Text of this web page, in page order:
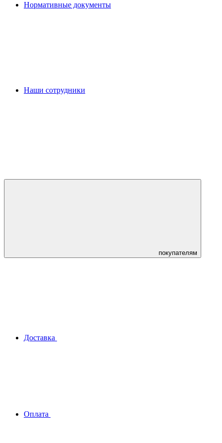
Нормативные документы
Наши сотрудники
покупателям
Доставка
Оплата